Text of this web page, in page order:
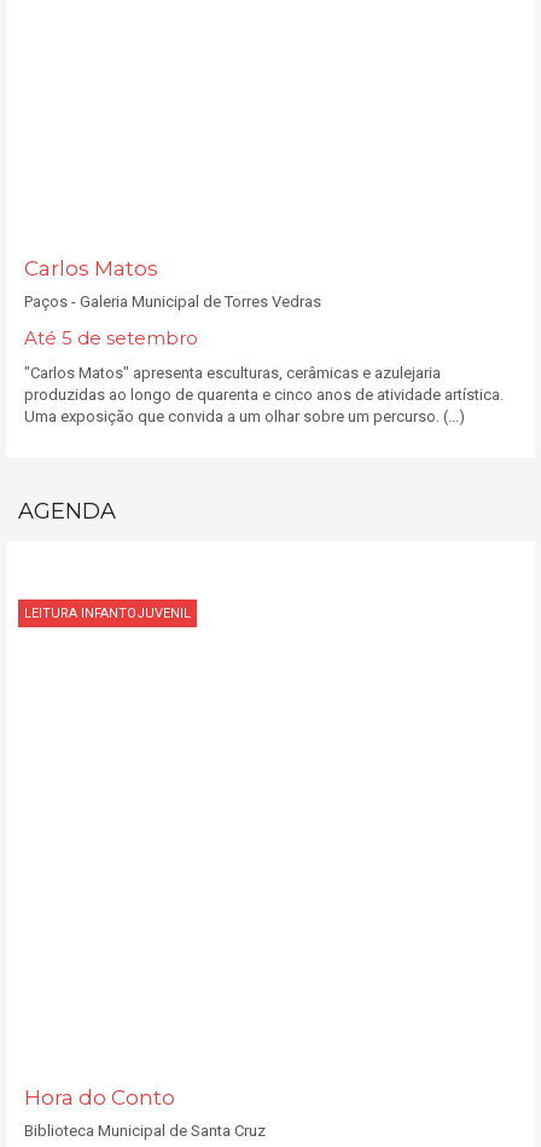
Carlos Matos
Paços - Galeria Municipal de Torres Vedras
Até 5 de setembro
"Carlos Matos" apresenta esculturas, cerâmicas e azulejaria
produzidas ao longo de quarenta e cinco anos de atividade artística.
Uma exposição que convida a um olhar sobre um percurso. (...)
AGENDA
LEITURA INFANTOJUVENIL
Hora do Conto
Biblioteca Municipal de Santa Cruz